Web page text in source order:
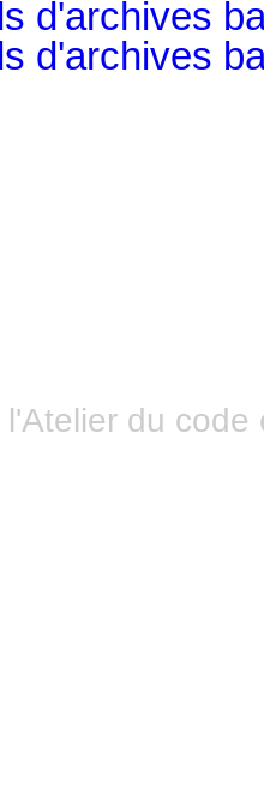
l'Atelier du